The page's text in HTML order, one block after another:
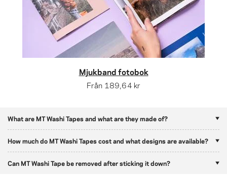
Mjukband fotobok
Från 189,64 kr
What are MT Washi Tapes and what are they made of?
How much do MT Washi Tapes cost and what designs are available?
Can MT Washi Tape be removed after sticking it down?